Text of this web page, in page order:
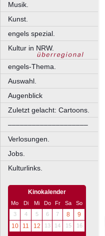
Musik.
Kunst.
engels spezial.
Kultur in NRW.
engels-Thema.
Auswahl.
Augenblick
Zuletzt gelacht: Cartoons.
––––––––––––––––––––
Verlosungen.
Jobs.
Kulturlinks.
Kinokalender
Mo Di Mi Do Fr Sa
So
3
4 5 6 7 8
9
10
11 12 13 14 15 16